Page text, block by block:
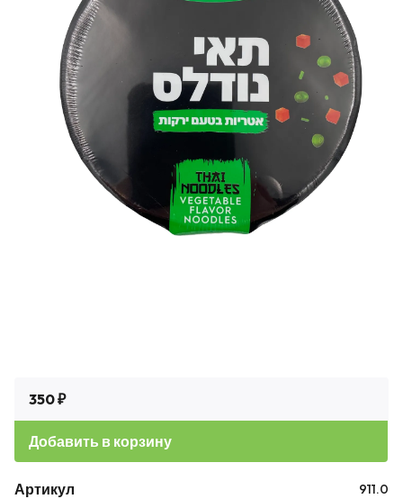
350 ₽
Добавить в корзину
Артикул 911.0